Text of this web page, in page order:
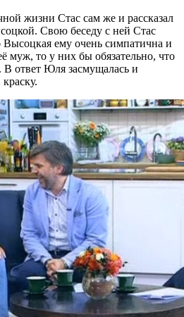
жизни Стас сам же и рассказал
Свою беседу с ней Стас
Высоцкая ему очень симпатична и
муж, то у них бы обязательно, что
В ответ Юля засмущалась и